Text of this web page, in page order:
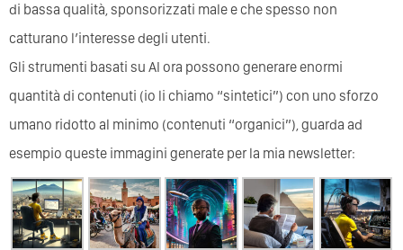
di bassa qualità, sponsorizzati male e che spesso non
catturano l’interesse degli utenti.
Gli strumenti basati su AI ora possono generare enormi
quantità di contenuti (io li chiamo “sintetici”) con uno sforzo
umano ridotto al minimo (contenuti “organici”), guarda ad
esempio queste immagini generate per la mia newsletter: